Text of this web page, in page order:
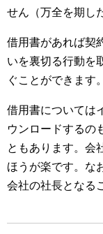
せん（万全を期し
借用書があれば契
いを裏切る行動を
ぐことができます。
借用書については
ウンロードするの
ともあります。会
ほうが楽です。な
会社の社長となる